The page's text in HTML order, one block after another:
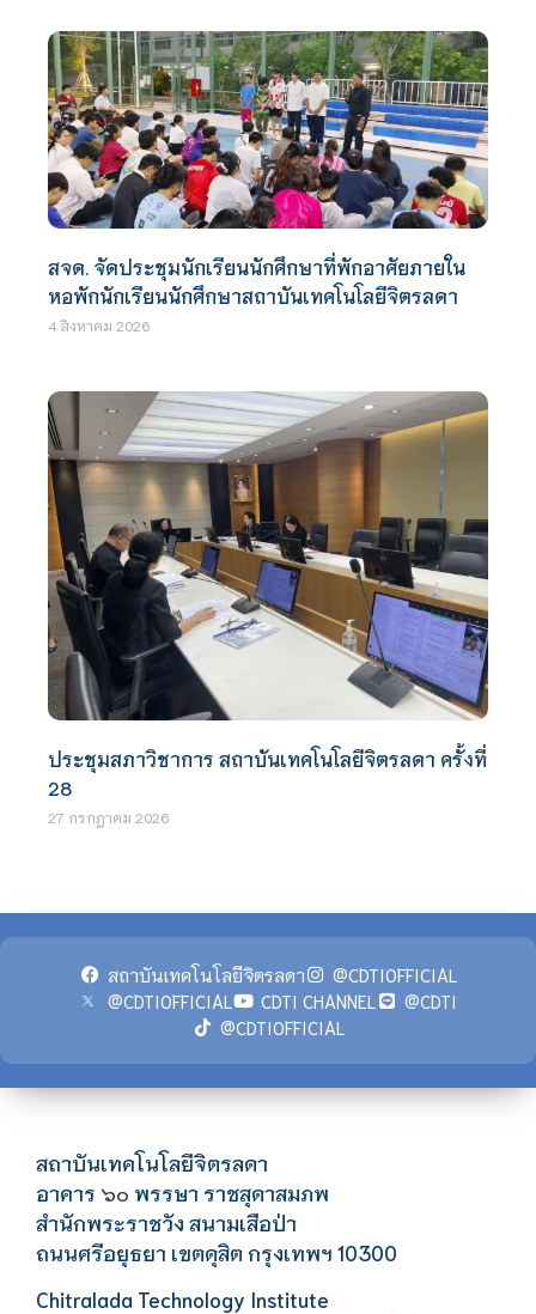
สจด. จัดประชุมนักเรียนนักศึกษาที่พักอาศัยภายใน
หอพักนักเรียนนักศึกษาสถาบันเทคโนโลยีจิตรลดา
4 สิงหาคม 2026
ประชุมสภาวิชาการ สถาบันเทคโนโลยีจิตรลดา ครั้งที่
28
27 กรกฎาคม 2026
สถาบันเทคโนโลยีจิตรลดา
@CDTIOFFICIAL
@CDTIOFFICIAL
CDTI CHANNEL
@CDTI
@CDTIOFFICIAL
สถาบันเทคโนโลยีจิตรลดา
อาคาร ๖๐ พรรษา ราชสุดาสมภพ
สำนักพระราชวัง สนามเสือป่า
ถนนศรีอยุธยา เขตดุสิต กรุงเทพฯ 10300
Chitralada Technology Institute